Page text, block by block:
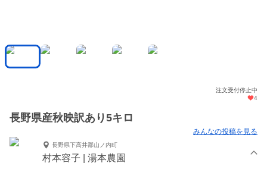
注文受付停止中
4
長野県産秋映訳あり5キロ
みんなの投稿を見る
長野県下高井郡山ノ内町
村本容子 | 湯本農園